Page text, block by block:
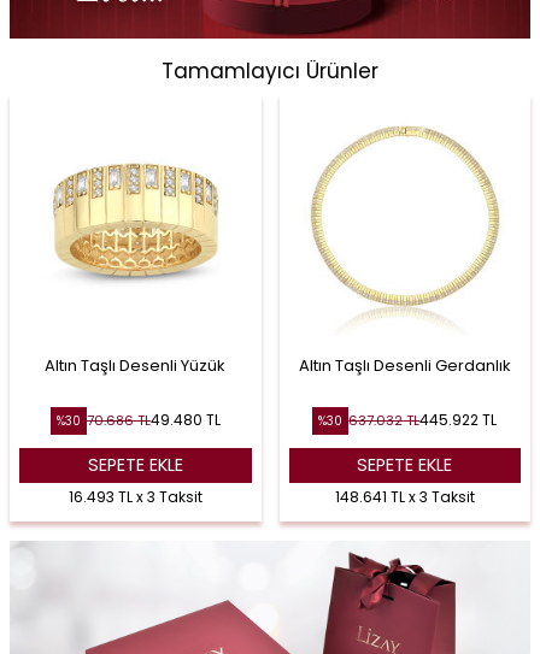
Tamamlayıcı Ürünler
Altın Taşlı Desenli Yüzük
%30 70.686TL49.480 TL
SEPETE EKLE
16.493 TL x 3 Taksit
Altın Taşlı Desenli Gerdanlık
%30 637.032TL445.922TL
SEPETE EKLE
148.641 TL x 3 Taksit